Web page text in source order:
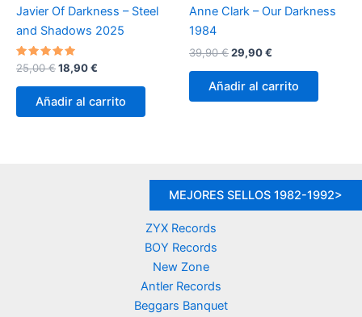
Javier Of Darkness – Steel
and Shadows 2025
Valorado
con
5.00
de 5
25,00€El
original
era:
18,90€
actual
es:
Añadir al carrito
Anne Clark – Our Darkness
1984
39,90€El
original
era:
29,90€
actual
es:
Añadir al carrito
MEJORES SELLOS 1982-1992>
ZYX Records
BOY Records
New Zone
Antler Records
Beggars Banquet